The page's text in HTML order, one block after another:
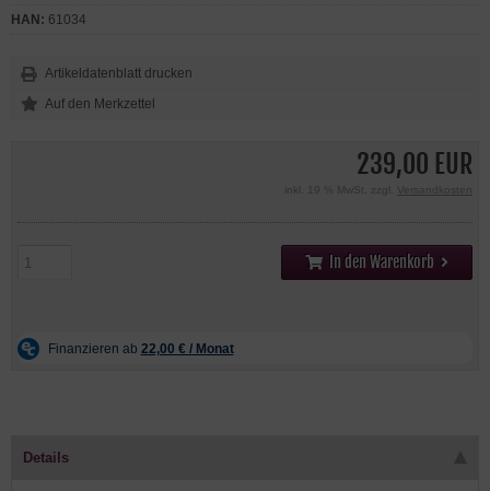
239,00 EUR
inkl. 19 % MwSt. zzgl. Versandkosten
In den Warenkorb
HAN: 61034
Artikeldatenblatt drucken
Details